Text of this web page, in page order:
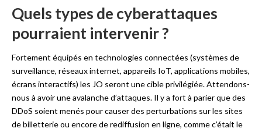
Quels types de cyberattaques
pourraient intervenir ?
Fortement équipés en technologies connectées (systèmes de
surveillance, réseaux internet, appareils IoT, applications mobiles,
écrans interactifs) les JO seront une cible privilégiée. Attendons-
nous à avoir une avalanche d’attaques. Il y a fort à parier que des
DDoS soient menés pour causer des perturbations sur les sites
de billetterie ou encore de rediffusion en ligne, comme c’était le